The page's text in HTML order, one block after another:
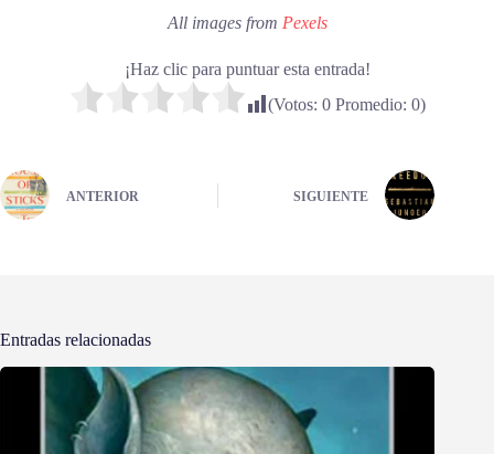
All images from Pexels
¡Haz clic para puntuar esta entrada!
(Votos: 0Promedio: 0)
ANTERIOR SIGUIENTE
Entradas relacionadas